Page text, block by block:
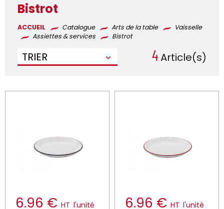
Bistrot
ACCUEIL Catalogue Arts de la table
Vaisselle
Assiettes & services
Bistrot
TRIER 4Article(s)
6.96 € HT l'unité
6.96 € HT l'unité